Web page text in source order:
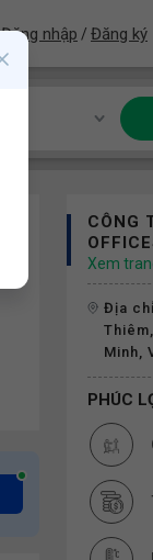
Đăng nhập / Đăng ký
CÔNG
Xem
Địa
Minh,
PHÚC